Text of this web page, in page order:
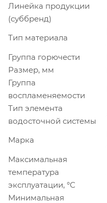
Линейка продукции
(суббренд)
Тип материала
Группа горючести
Размер, мм
Группа
воспламеняемости
Тип элемента
водосточной системы
Марка
Максимальная
температура
эксплуатации, °С
Минимальная